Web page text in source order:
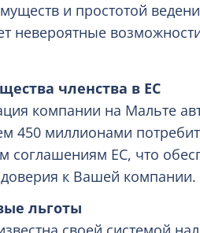
и простотой
невероятные
членства в ЕС
компании на Мальте
450 миллионами
соглашениям ЕС, что
доверия к Вашей компании.
льготы